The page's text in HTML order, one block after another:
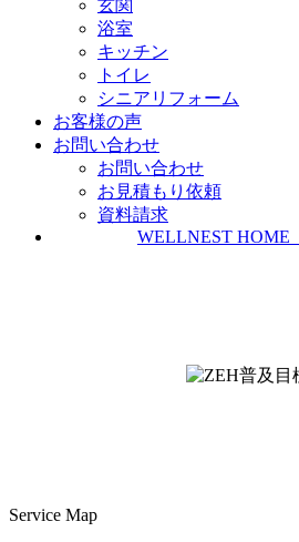
玄関
浴室
キッチン
トイレ
シニアリフォーム
お客様の声
お問い合わせ
お問い合わせ
お見積もり依頼
資料請求
WELLNEST
Service Map